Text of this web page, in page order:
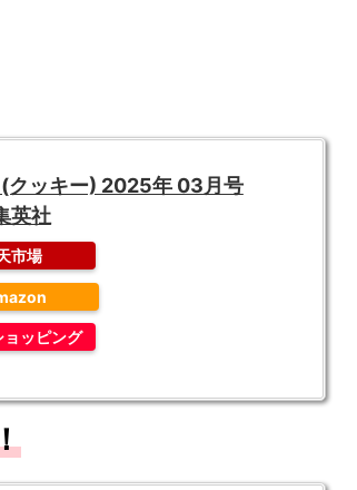
クッキー) 2025年 03月号
英社
市場
ッピング